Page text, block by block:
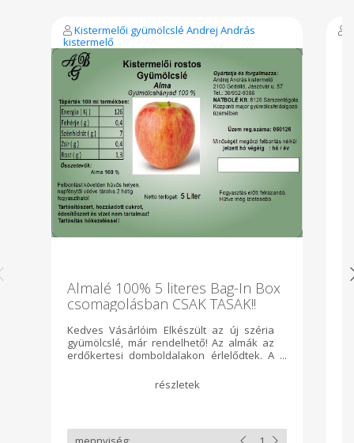
Kistermelői gyümölcslé Andrej András
kistermelő
Almalé 100% 5 literes Bag-In Box
csomagolásban CSAK TASAK!!
Kedves Vásárlóim Elkészült az új széria
gyümölcslé, már rendelhető! Az almák az
erdőkertesi domboldalakon érlelődtek. A
fajta adja. Mindent a természetre bízunk,
semmit sem siettetve , teljes érésben
kezdetek óta teljes szedéssel étkezési